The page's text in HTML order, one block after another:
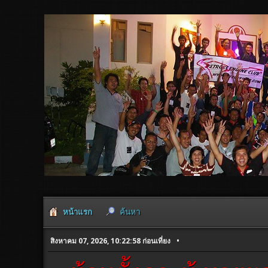
หน้าแรก ค้นหา
สิงหาคม 07, 2026, 10:22:58 ก่อนเที่ยง